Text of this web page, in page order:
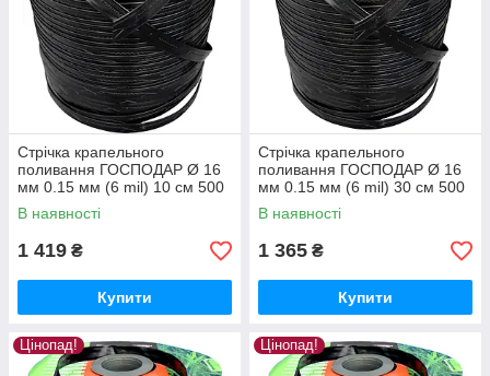
Стрічка крапельного
поливання ГОСПОДАР Ø 16
мм 0.15 мм (6 mil) 10 см 500
м 92-1110
В наявності
1 419 ₴
Купити
Стрічка крапельного
поливання ГОСПОДАР Ø 16
мм 0.15 мм (6 mil) 30 см 500
м 92-1130
В наявності
1 365 ₴
Купити
Цінопад! Цінопад!